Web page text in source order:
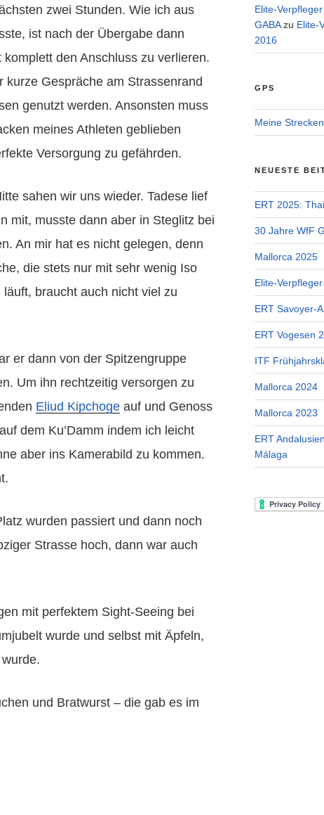
zwei Stunden. Wie ich aus
ist nach der Übergabe dann
den Anschluss zu verlieren.
kurze Gespräche am Strassenrand
genutzt werden. Ansonsten muss
meines Athleten geblieben
Versorgung zu gefährden.
sahen wir uns wieder. Tadese lief
mit, musste dann aber in Steglitz bei
An mir hat es nicht gelegen, denn
die stets nur mit sehr wenig Iso
braucht auch nicht viel zu
er dann von der Spitzengruppe
Um ihn rechtzeitig versorgen zu
Eliud Kipchoge auf und Genoss
dem Ku’Damm indem ich leicht
aber ins Kamerabild zu kommen.
wurden passiert und dann noch
Strasse hoch, dann war auch
mit perfektem Sight-Seeing bei
wurde und selbst mit Äpfeln,
und Bratwurst – die gab es im
Elite-
GABAzu Elite-
2016
GPS
Meine Strecken
NEUESTE
ERT 2025:
30 Jahre WfF
Mallorca 2025
Elite-
ERT Savoyer-
ERT Vogesen
ITF
Mallorca 2024
Mallorca 2023
ERT
Málaga